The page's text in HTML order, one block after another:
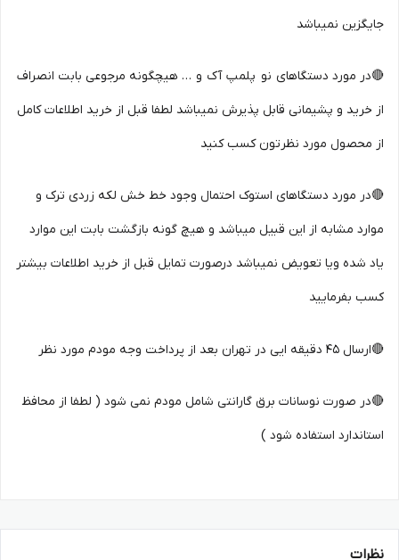
جایگزین نمیباشد
🔴در مورد دستگاهای نو پلمپ آک و … هیچگونه مرجوعی بابت انصراف
از خرید و پشیمانی قابل پذیرش نمیباشد لطفا قبل از خرید اطلاعات کامل
از محصول مورد نظرتون کسب کنید
🔴در مورد دستگاهای استوک احتمال وجود خط خش لکه زردی ترک و
موارد مشابه از این قبیل میباشد و هیچ گونه بازگشت بابت این موارد
یاد شده ویا تعویض نمیباشد درصورت تمایل قبل از خرید اطلاعات بیشتر
کسب بفرمایید
🔴ارسال 45 دقیقه ایی در تهران بعد از پرداخت وجه مودم مورد نظر
🔴در صورت نوسانات برق گارانتی شامل مودم نمی شود ( لطفا از محافظ
استاندارد استفاده شود )
نظرات